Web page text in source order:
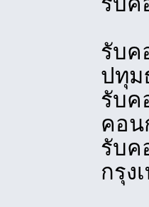
รับค
ปทุม
รับค
คอน
รับค
กรุง